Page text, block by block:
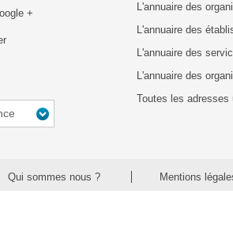
+
L'annuaire des
L'annuaire des
L'annuaire des
L'annuaire des
Toutes les adresses
Qui sommes nous ? Mentions